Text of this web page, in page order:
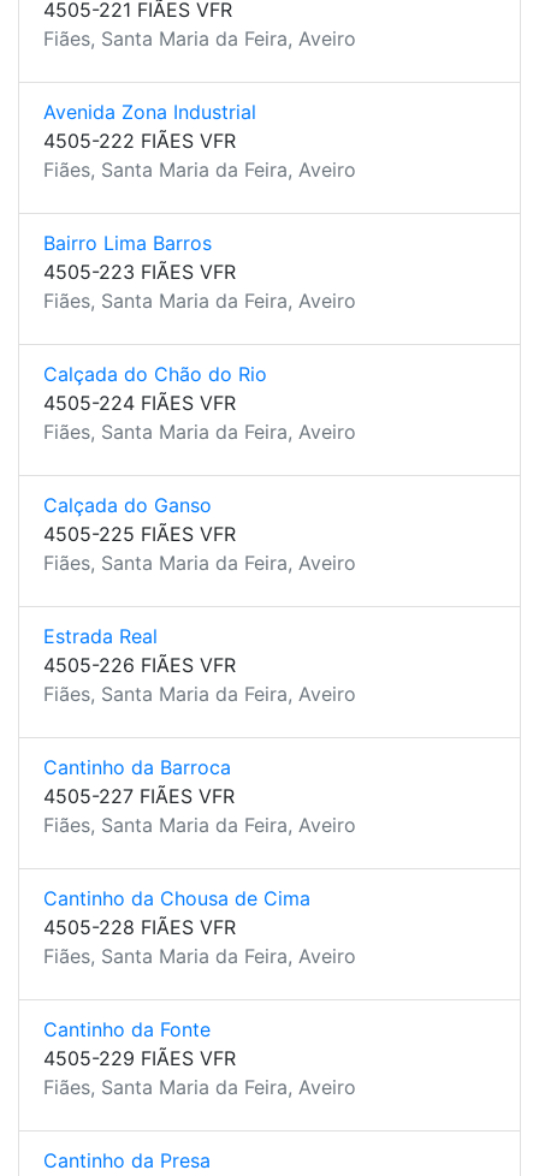
4505-221 FIÃES VFR
Fiães, Santa Maria da Feira, Aveiro
Avenida Zona Industrial
4505-222 FIÃES VFR
Fiães, Santa Maria da Feira, Aveiro
Bairro Lima Barros
4505-223 FIÃES VFR
Fiães, Santa Maria da Feira, Aveiro
Calçada do Chão do Rio
4505-224 FIÃES VFR
Fiães, Santa Maria da Feira, Aveiro
Calçada do Ganso
4505-225 FIÃES VFR
Fiães, Santa Maria da Feira, Aveiro
Estrada Real
4505-226 FIÃES VFR
Fiães, Santa Maria da Feira, Aveiro
Cantinho da Barroca
4505-227 FIÃES VFR
Fiães, Santa Maria da Feira, Aveiro
Cantinho da Chousa de Cima
4505-228 FIÃES VFR
Fiães, Santa Maria da Feira, Aveiro
Cantinho da Fonte
4505-229 FIÃES VFR
Fiães, Santa Maria da Feira, Aveiro
Cantinho da Presa